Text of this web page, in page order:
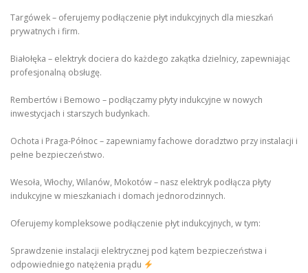
Targówek – oferujemy podłączenie płyt indukcyjnych dla mieszkań
prywatnych i firm.
Białołęka – elektryk dociera do każdego zakątka dzielnicy, zapewniając
profesjonalną obsługę.
Rembertów i Bemowo – podłączamy płyty indukcyjne w nowych
inwestycjach i starszych budynkach.
Ochota i Praga-Północ – zapewniamy fachowe doradztwo przy instalacji i
pełne bezpieczeństwo.
Wesoła, Włochy, Wilanów, Mokotów – nasz elektryk podłącza płyty
indukcyjne w mieszkaniach i domach jednorodzinnych.
Oferujemy kompleksowe podłączenie płyt indukcyjnych, w tym:
Sprawdzenie instalacji elektrycznej pod kątem bezpieczeństwa i
odpowiedniego natężenia prądu